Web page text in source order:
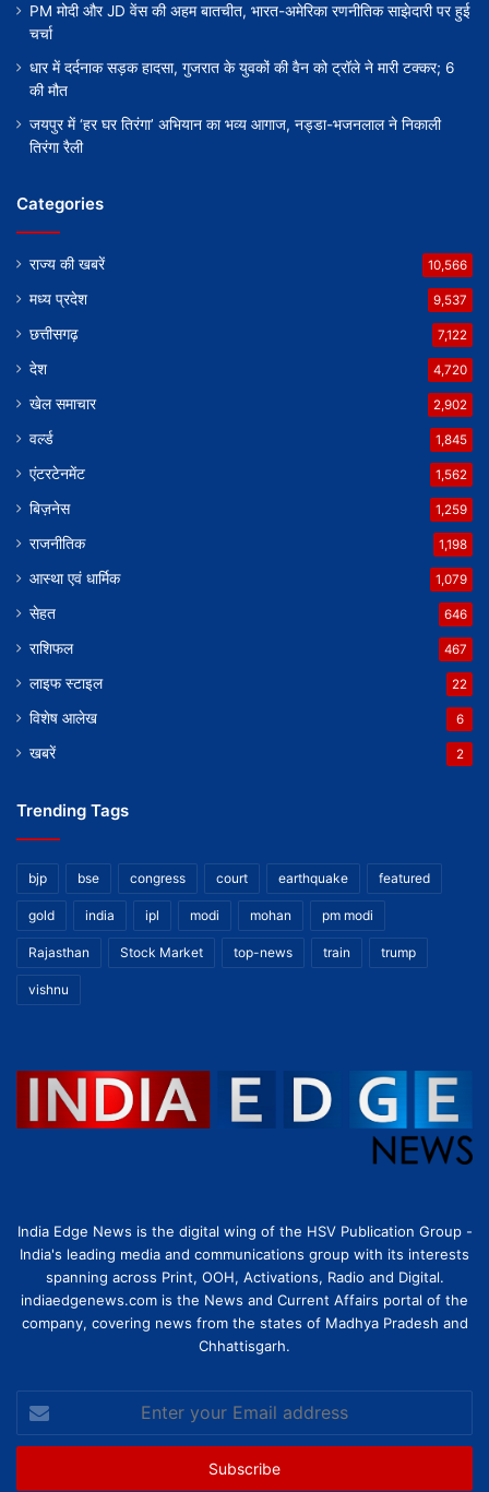
PM मोदी और JD वेंस की अहम बातचीत, भारत-अमेरिका रणनीतिक साझेदारी पर हुई
चर्चा
धार में दर्दनाक सड़क हादसा, गुजरात के युवकों की वैन को ट्रॉले ने मारी टक्कर; 6
की मौत
जयपुर में ‘हर घर तिरंगा’ अभियान का भव्य आगाज, नड्डा-भजनलाल ने निकाली
तिरंगा रैली
Categories
राज्य की खबरें 10,566
मध्य प्रदेश 9,537
छत्तीसगढ़ 7,122
देश 4,720
खेल समाचार 2,902
वर्ल्ड 1,845
एंटरटेनमेंट 1,562
बिज़नेस 1,259
राजनीतिक 1,198
आस्था एवं धार्मिक 1,079
सेहत 646
राशिफल 467
लाइफ स्टाइल 22
विशेष आलेख 6
खबरें 2
Trending Tags
bjp bse congress court earthquake featured
gold india ipl modi mohan pm modi
Rajasthan Stock Market top-news train trump
vishnu
India Edge News is the digital wing of the HSV Publication Group -
India's leading media and communications group with its interests
spanning across Print, OOH, Activations, Radio and Digital.
indiaedgenews.com is the News and Current Affairs portal of the
company, covering news from the states of Madhya Pradesh and
Chhattisgarh.
your
Email